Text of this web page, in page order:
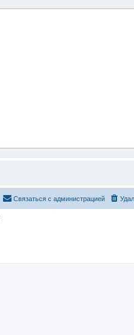
Связаться с администрацией